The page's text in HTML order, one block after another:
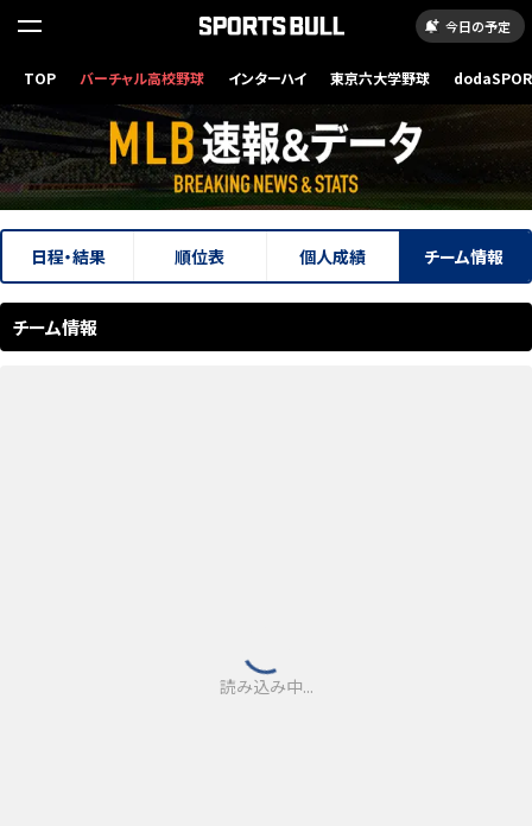
今日の予定
TOP バーチャル高校野球 インターハイ 東京六大学野球
日程・結果 順位表 個人成績 チーム情報
チーム情報